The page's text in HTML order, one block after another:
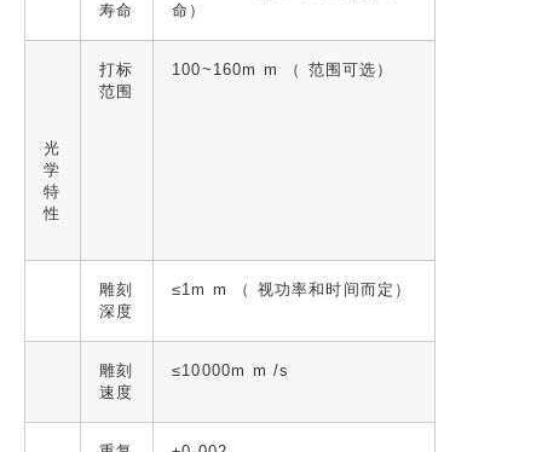
寿命
命）
光
学
特
性
打标
范围
100~160m m （ 范围可选）
雕刻
深度
≤1m m （ 视功率和时间而定）
雕刻
速度
≤10000m m /s